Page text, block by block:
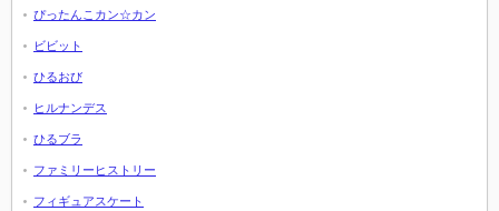
ぴったんこカン☆カン
ビビット
ひるおび
ヒルナンデス
ひるブラ
ファミリーヒストリー
フィギュアスケート